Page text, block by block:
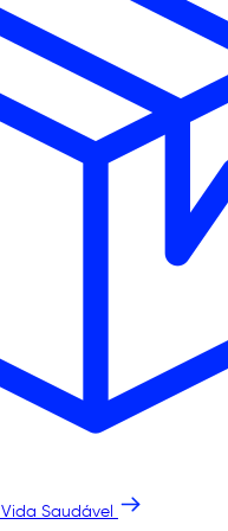
Vida Saudável